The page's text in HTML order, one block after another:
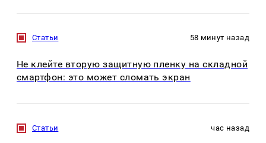
Статьи 58 минут назад
Не клейте вторую защитную пленку на складной
смартфон: это может сломать экран
Статьи час назад